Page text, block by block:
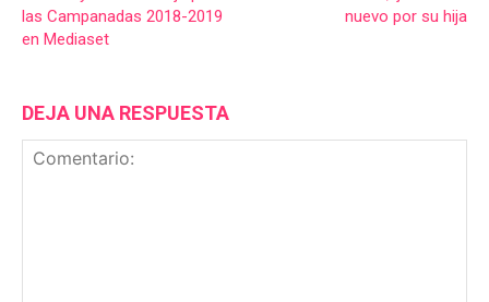
las Campanadas 2018-2019
en Mediaset
nuevo por su hija
DEJA UNA RESPUESTA